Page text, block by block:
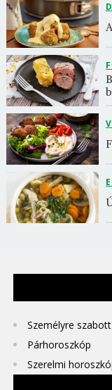
Személyre
Párhoroszkóp
Szerelmi